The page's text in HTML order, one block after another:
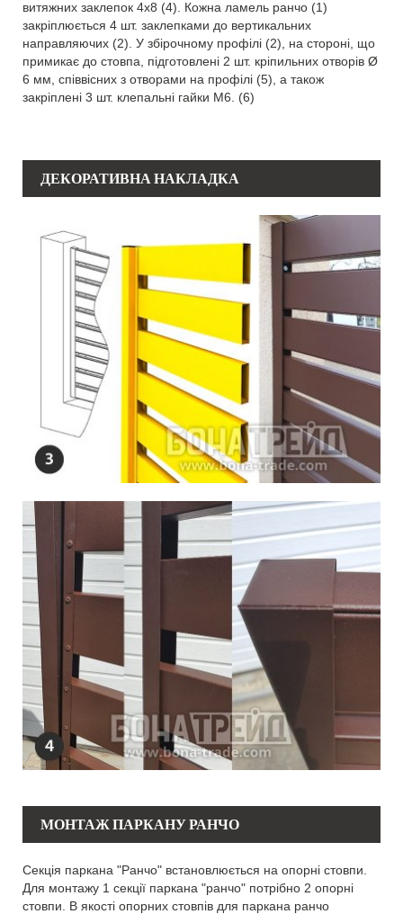
витяжних заклепок 4х8 (4). Кожна ламель ранчо (1)
закріплюється 4 шт. заклепками до вертикальних
направляючих (2). У збірочному профілі (2), на стороні, що
примикає до стовпа, підготовлені 2 шт. кріпильних отворів Ø
6 мм, співвісних з отворами на профілі (5), а також
закріплені 3 шт. клепальні гайки М6. (6)
ДЕКОРАТИВНА НАКЛАДКА
МОНТАЖ ПАРКАНУ РАНЧО
Секція паркана "Ранчо" встановлюється на опорні стовпи.
Для монтажу 1 секції паркана "ранчо" потрібно 2 опорні
стовпи. В якості опорних стовпів для паркана ранчо